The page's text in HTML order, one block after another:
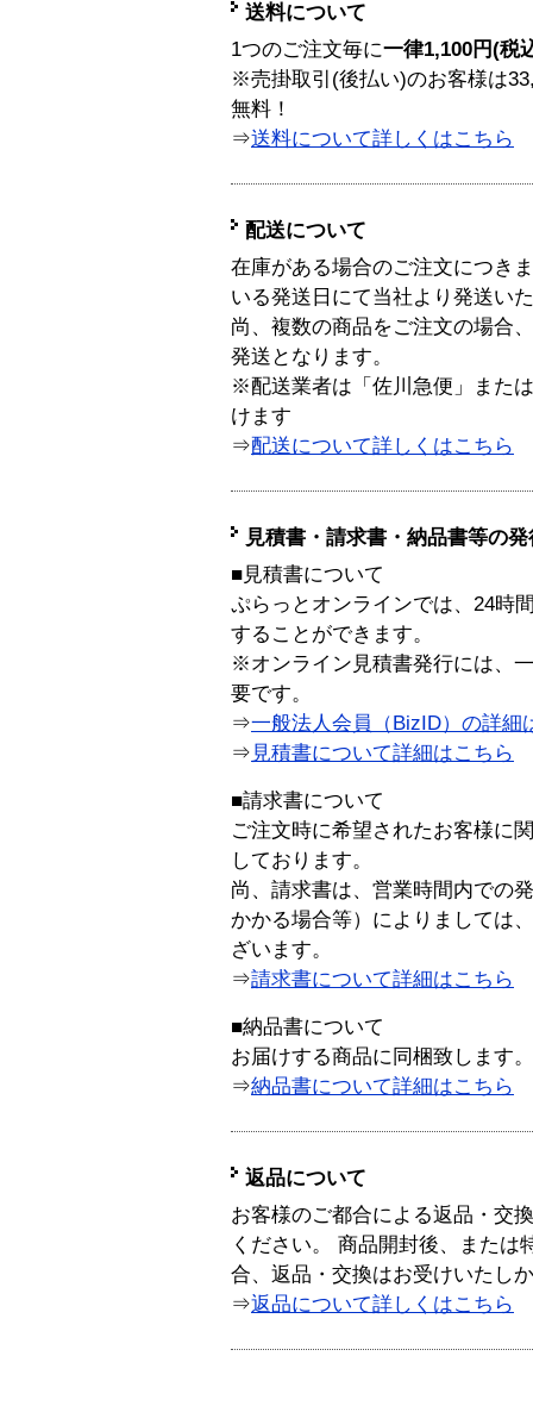
送料について
1つのご注文毎に一律1,100円(税
※売掛取引(後払い)のお客様は
無料！
⇒送料について詳しくはこちら
配送について
在庫がある場合のご注文につき
いる発送日にて当社より発送い
尚、複数の商品をご注文の場合
発送となります。
※配送業者は「佐川急便」また
けます
⇒配送について詳しくはこちら
見積書・請求書・納品書等の
■見積書について
ぷらっとオンラインでは、24時
することができます。
※オンライン見積書発行には、
要です。
⇒一般法人会員（BizID）の詳細
⇒ 見積書について詳細はこちら
■請求書について
ご注文時に希望されたお客様に
しております。
尚、請求書は、営業時間内での
かかる場合等）によりましては
ざいます。
⇒請求書について詳細はこちら
■納品書について
お届けする商品に同梱致します。
⇒納品書について詳細はこちら
返品について
お客様のご都合による返品・交
ください。 商品開封後、または
合、返品・交換はお受けいたし
⇒返品について詳しくはこちら